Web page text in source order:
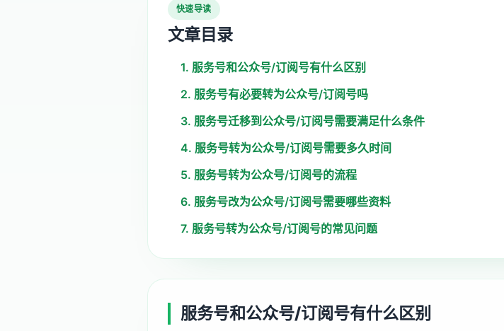
快速导读
文章目录
1. 服务号和公众号/订阅号有什么区别
2. 服务号有必要转为公众号/订阅号吗
3. 服务号迁移到公众号/订阅号需要满足什么条件
4. 服务号转为公众号/订阅号需要多久时间
5. 服务号转为公众号/订阅号的流程
6. 服务号改为公众号/订阅号需要哪些资料
7. 服务号转为公众号/订阅号的常见问题
服务号和公众号/订阅号有什么区别